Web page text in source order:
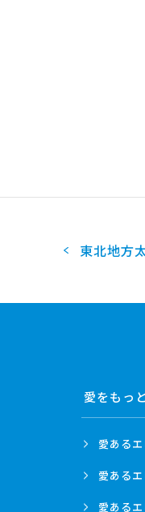
2007
2004
東北地方
愛をもっ
愛ある
愛ある
愛ある